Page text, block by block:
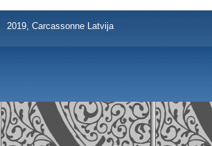
2019, Carcassonne Latvija